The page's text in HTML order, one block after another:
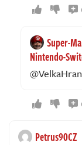
Super-
Nintendo-
Petrus90CZ